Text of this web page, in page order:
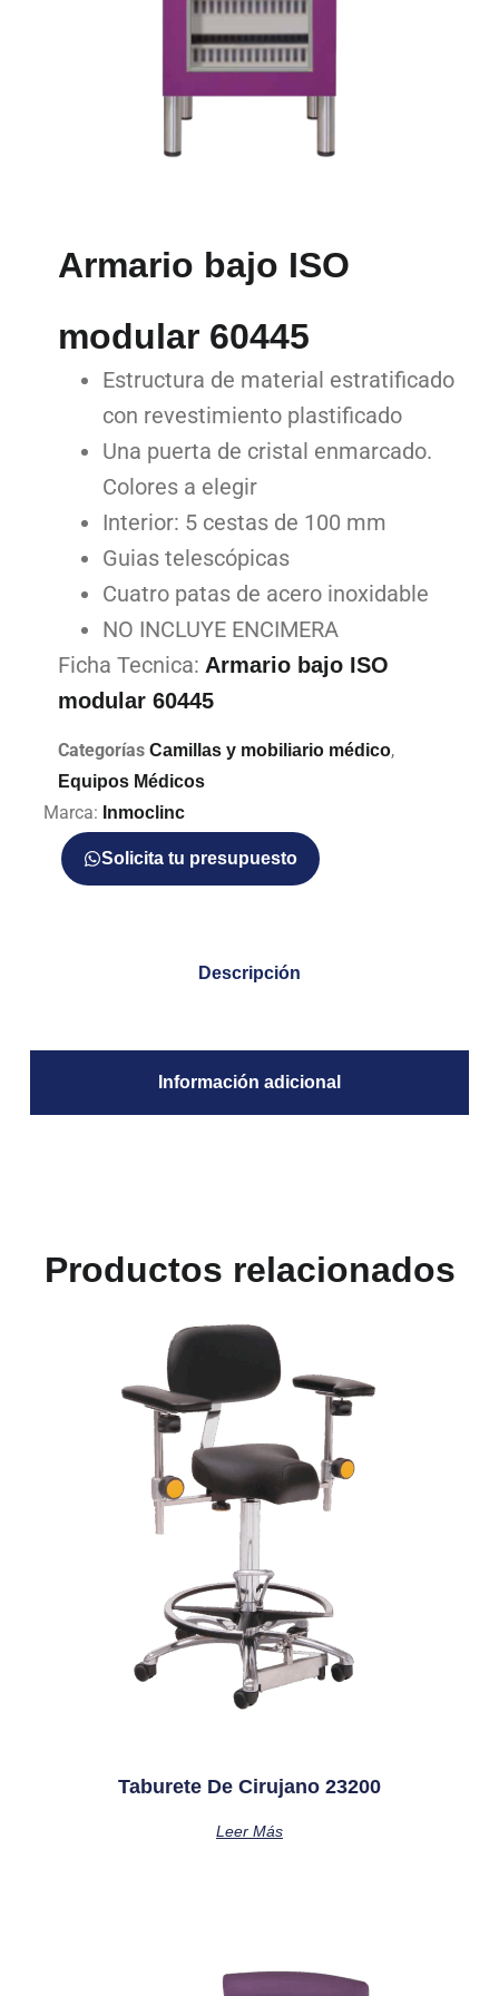
Armario bajo ISO
modular 60445
Estructura de material estratificado
con revestimiento plastificado
Una puerta de cristal enmarcado.
Colores a elegir
Interior: 5 cestas de 100 mm
Guias telescópicas
Cuatro patas de acero inoxidable
NO INCLUYE ENCIMERA
Ficha Tecnica: Armario bajo ISO
modular 60445
Categorías Camillas y mobiliario médico,
Equipos Médicos
Marca: Inmoclinc
Solicita tu presupuesto
Descripción
Información adicional
Productos relacionados
Taburete De Cirujano 23200
Leer Más